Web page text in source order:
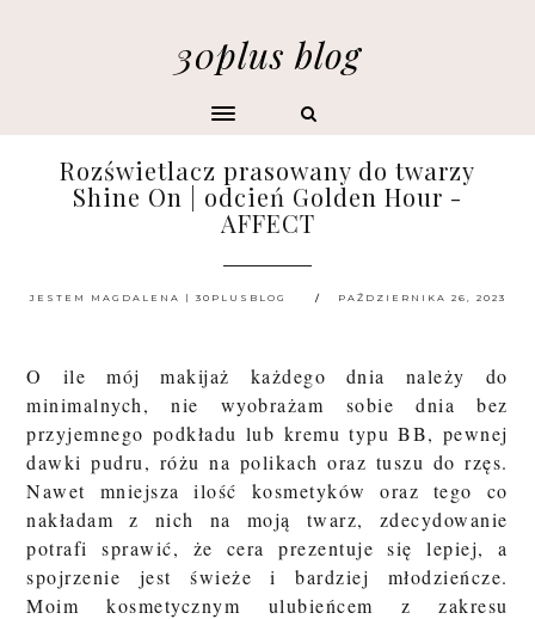
30plus blog
Rozświetlacz prasowany do twarzy
Shine On | odcień Golden Hour -
AFFECT
JESTEM MAGDALENA | 30PLUSBLOG PAŹDZIERNIKA 26, 2023
O ile mój makijaż każdego dnia należy do
minimalnych, nie wyobrażam sobie dnia bez
przyjemnego podkładu lub kremu typu BB, pewnej
dawki pudru, różu na polikach oraz tuszu do rzęs.
Nawet mniejsza ilość kosmetyków oraz tego co
nakładam z nich na moją twarz, zdecydowanie
potrafi sprawić, że cera prezentuje się lepiej, a
spojrzenie jest świeże i bardziej młodzieńcze.
Moim kosmetycznym ulubieńcem z zakresu